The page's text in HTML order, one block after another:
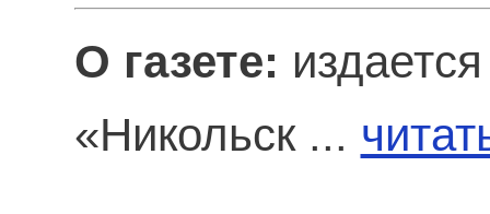
О газете:
«Никольск ...